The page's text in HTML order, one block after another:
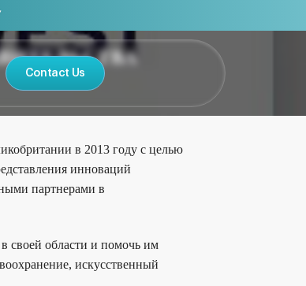
Contact Us
в 2013 году с целью
инноваций
партнерами в
своей области и помочь им
искусственный